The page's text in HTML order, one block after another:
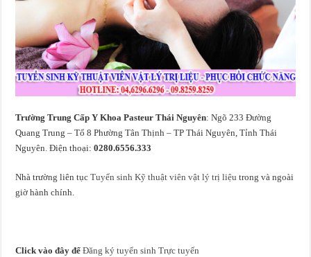
Trường Trung Cấp Y Khoa Pasteur Thái Nguyên: Ngõ 233 Đường
Quang Trung – Tổ 8 Phường Tân Thịnh – TP Thái Nguyên, Tỉnh Thái
Nguyên. Điện thoại:0280.6556.333
Nhà trường liên tụcTuyển sinh Kỹ thuật viên vật lý trị liệu trong và ngoài
giờ hành chính.
Click vào đây để Đăng ký tuyển sinh Trực tuyến